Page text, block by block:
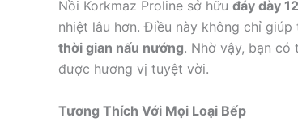
Nồi Korkmaz Proline sở hữu đáy dày
nhiệt lâu hơn. Điều này không chỉ giúp
thời gian nấu nướng. Nhờ vậy, bạn
được hương vị tuyệt vời.
Tương Thích Với Mọi Loại Bếp